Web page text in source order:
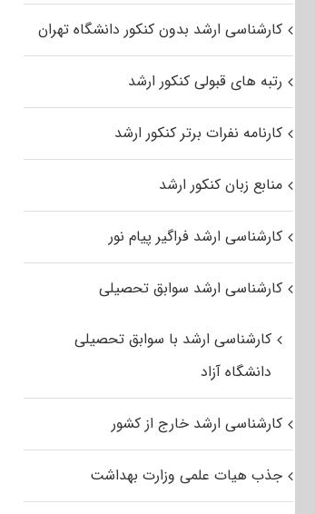
کارشناسی ارشد بدون کنکور دانشگاه تهران
رتبه های قبولی کنکور ارشد
کارنامه نفرات برتر کنکور ارشد
منابع زبان کنکور ارشد
کارشناسی ارشد فراگیر پیام نور
کارشناسی ارشد سوابق تحصیلی
کارشناسی ارشد با سوابق تحصیلی
دانشگاه آزاد
کارشناسی ارشد خارج از کشور
جذب هیات علمی وزارت بهداشت